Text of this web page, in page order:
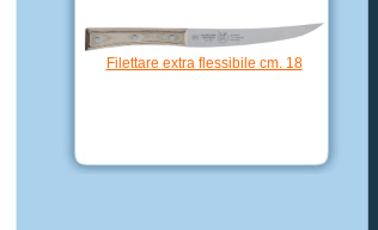
Kamagata cm. 18